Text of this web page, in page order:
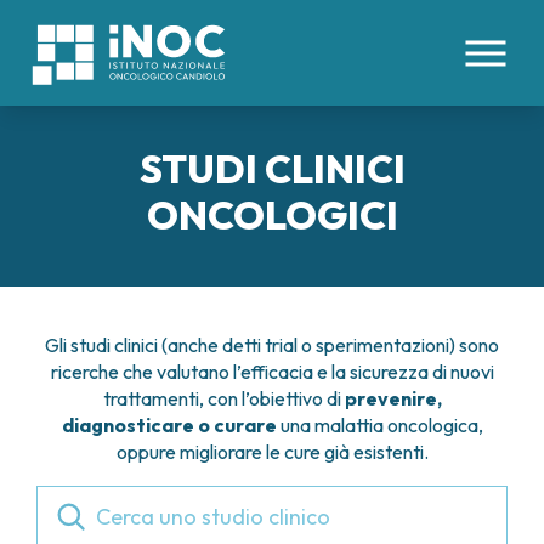
CHI SIAMO
ATTREZZATURE E TECNOLOGIE
DIREZIONE SANITARIA
COMITATO ETICO
BOARD UTENTI
LAVORA CON NOI
TUMORI COLON RETTO
TUMORE ESOFAGO
TUMORI FEGATO
TUMORI PANCREAS
TUMORI PERITONEO
TUMORE POLMONE
TUMORI RENE
AREE MEDICHE
CENTRO TRAPIANTI DI CELLULE STAMINALI
EMOPOIETICHE E TERAPIE CELLULARI
DAY HOSPITAL ONCOLOGICO
MEDICINA INTERNA
ONCOLOGIA MEDICA
PROFESSIONISTI
PER I PAZIENTI
CONTATTI
PRENOTAZIONI E REFERTI
RICOVERI
RICERCA
DIREZIONE SCIENTIFICA
STUDI CLINICI
STUDI CLINICI
ONCOLOGICI
Gli studi clinici (anche detti trial o sperimentazioni) sono
ricerche che valutano l’efficacia e la sicurezza di nuovi
trattamenti, con l’obiettivo di prevenire,
diagnosticare o curare una malattia oncologica,
oppure migliorare le cure già esistenti.
Cerca uno studio clinico